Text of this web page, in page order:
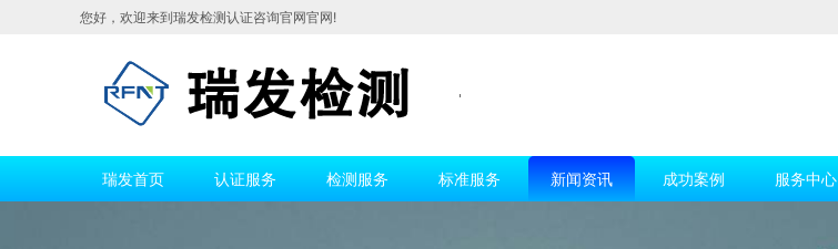
您好， 欢迎来到瑞发检测认证咨询官网官网!
瑞发首页 认证服务 检测服务 标准服务 新闻资讯 成功案例 服务中心